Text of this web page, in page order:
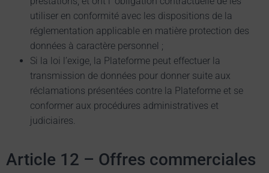
utiliser en conformité avec les dispositions de la
réglementation applicable en matière protection des
données à caractère personnel ;
Si la loi l’exige, la Plateforme peut effectuer la
transmission de données pour donner suite aux
réclamations présentées contre la Plateforme et se
conformer aux procédures administratives et
judiciaires.
Article 12 – Offres commerciales